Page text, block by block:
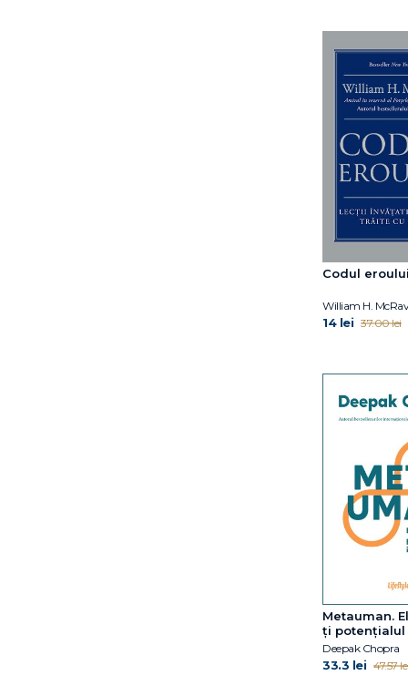
Codul eroului
William H.
14 lei 37.00 lei
Metauman.
ţi potenţialul
Deepak Chopra
33.3 lei 47.57